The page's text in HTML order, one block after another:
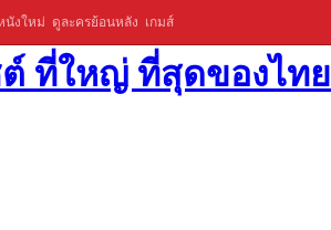
นังใหม่ ดูละครย้อนหลัง เกมส์
ที่ใหญ่ ที่สุดของไทย